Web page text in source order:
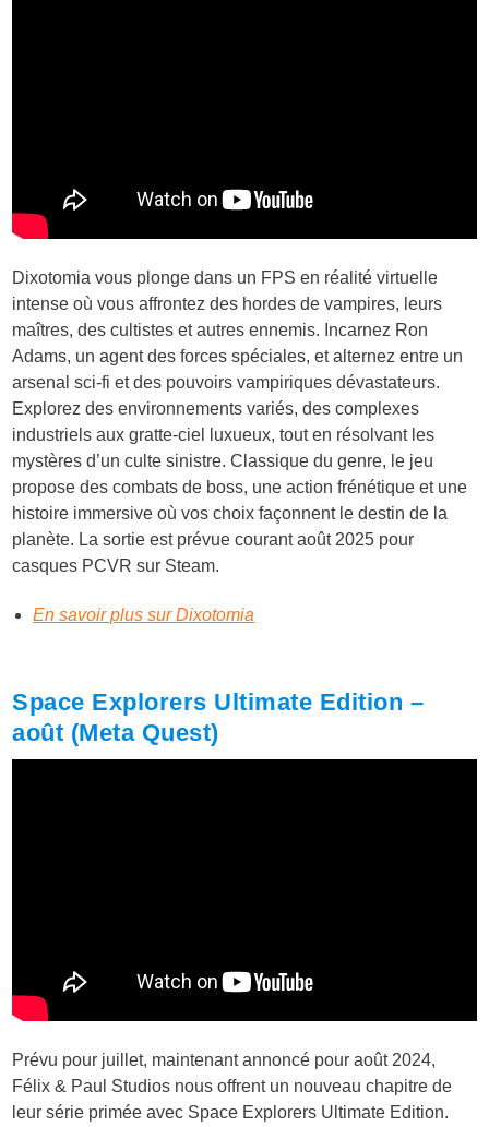
Dixotomia vous plonge dans un FPS en réalité virtuelle
intense où vous affrontez des hordes de vampires, leurs
maîtres, des cultistes et autres ennemis. Incarnez Ron
Adams, un agent des forces spéciales, et alternez entre un
arsenal sci-fi et des pouvoirs vampiriques dévastateurs.
Explorez des environnements variés, des complexes
industriels aux gratte-ciel luxueux, tout en résolvant les
mystères d’un culte sinistre. Classique du genre, le jeu
propose des combats de boss, une action frénétique et une
histoire immersive où vos choix façonnent le destin de la
planète. La sortie est prévue courant août 2025 pour
casques PCVR sur Steam.
En savoir plus sur Dixotomia
Space Explorers Ultimate Edition –
août (Meta Quest)
Prévu pour juillet, maintenant annoncé pour août 2024,
Félix & Paul Studios nous offrent un nouveau chapitre de
leur série primée avec Space Explorers Ultimate Edition.